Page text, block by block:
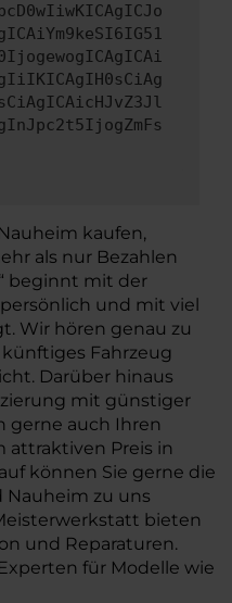
kaufen,
als nur Bezahlen
beginnt mit der
und mit viel
Wir hören genau zu
Fahrzeug
Darüber hinaus
mit günstiger
gerne auch Ihren
attraktiven Preis in
können Sie gerne die
Nauheim zu uns
bieten
und Reparaturen.
für Modelle wie